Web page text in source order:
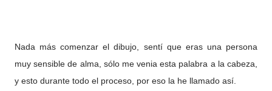
Nada más comenzar el dibujo, sentí que eras una persona
muy sensible de alma, sólo me venia esta palabra a la cabeza,
y esto durante todo el proceso, por eso la he llamado así.